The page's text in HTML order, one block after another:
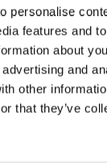
personalise
features and
about
and
other
that they’ve
1,9
3.000
U/min